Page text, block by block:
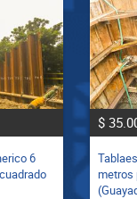
6
$
metros